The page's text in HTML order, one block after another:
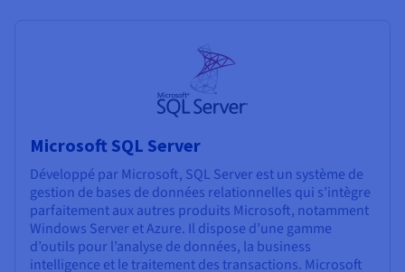
Microsoft SQL Server
Développé par Microsoft, SQL Server est un système de
gestion de bases de données relationnelles qui s’intègre
parfaitement aux autres produits Microsoft, notamment
Windows Server et Azure. Il dispose d’une gamme
d’outils pour l’analyse de données, la business
intelligence et le traitement des transactions. Microsoft